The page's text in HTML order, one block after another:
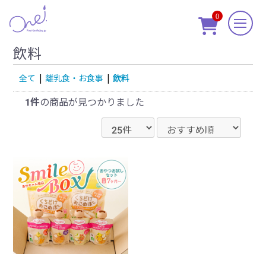
飲料
全て | 離乳食・お食事 | 飲料
1件の商品が見つかりました

0